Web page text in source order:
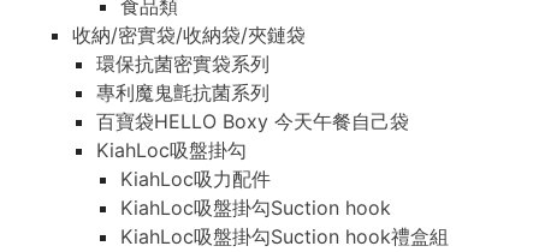
食品類
收納/密實袋/收納袋/夾鏈袋
環保抗菌密實袋系列
專利魔鬼氈抗菌系列
百寶袋HELLO Boxy 今天午餐自己袋
KiahLoc吸盤掛勾
KiahLoc吸力配件
KiahLoc吸盤掛勾Suction hook
KiahLoc吸盤掛勾Suction hook禮盒組